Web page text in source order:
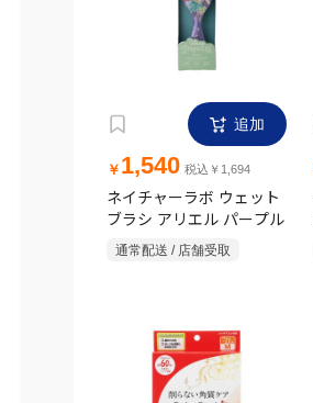
追加
￥ 1,540 税込￥1,694
ネイチャーラボ ウェット
ブラシ アリエル パープル
通常配送 / 店舗受取